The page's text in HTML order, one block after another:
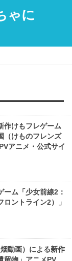
ゃに
作けもフレゲーム
（けものフレンズ
アニメ・公式サイ
ーム「少女前線2：
ントライン2）」
動画）による新作
留物」アニメPV